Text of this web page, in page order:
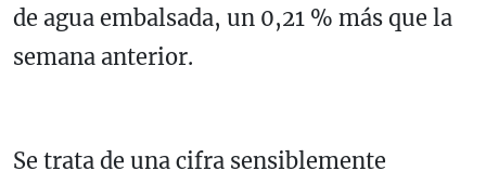
de agua embalsada, un 0,21 % más que la
semana anterior.
Se trata de una cifra sensiblemente